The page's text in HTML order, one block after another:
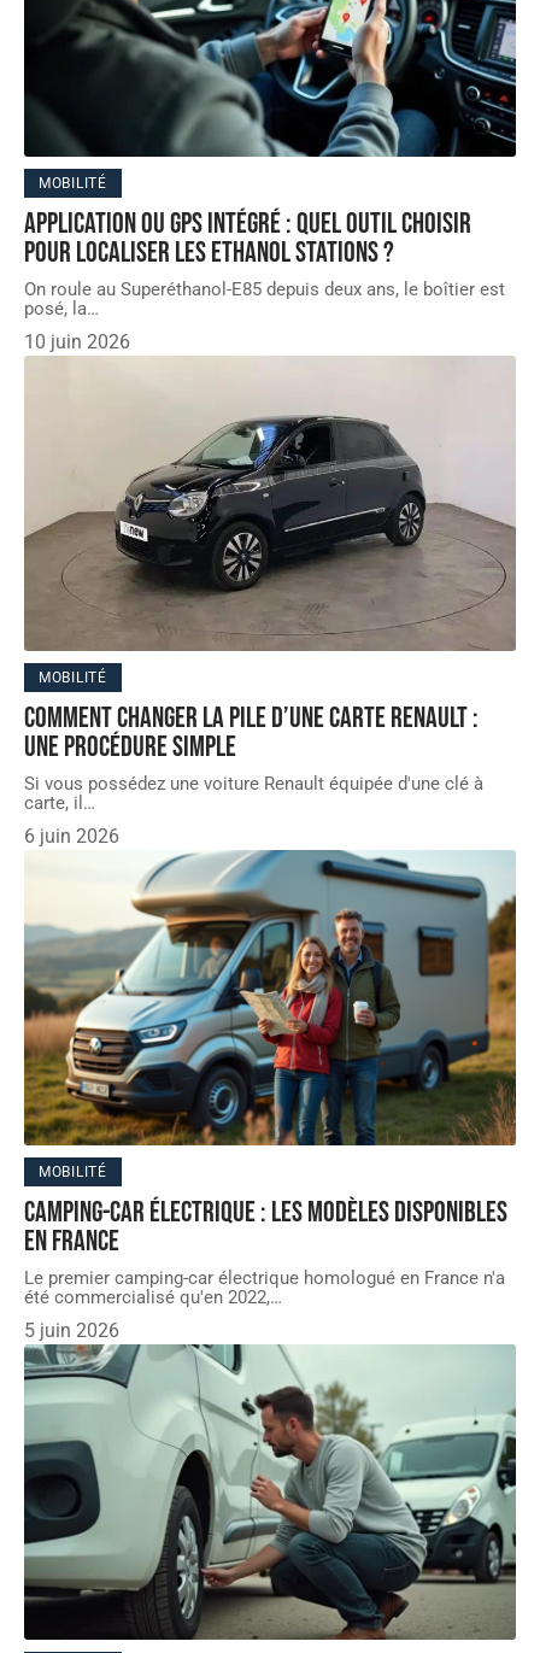
MOBILITÉ
Application ou GPS intégré : quel outil choisir
pour localiser les Ethanol stations ?
On roule au Superéthanol-E85 depuis deux ans, le boîtier est
posé, la…
10 juin 2026
MOBILITÉ
Comment changer la pile d’une carte Renault :
une procédure simple
Si vous possédez une voiture Renault équipée d'une clé à
carte, il …
6 juin 2026
MOBILITÉ
Camping-car électrique : les modèles disponibles
en France
Le premier camping-car électrique homologué en France n'a
été commercialisé qu'en 2022,…
5 juin 2026